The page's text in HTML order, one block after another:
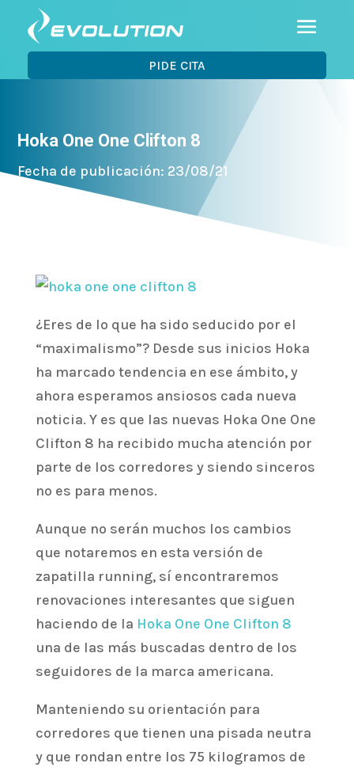
PIDE CITA
Hoka One One Clifton 8
Fecha de publicación: 23/08/21
¿Eres de lo que ha sido seducido por el
“maximalismo”? Desde sus inicios Hoka
ha marcado tendencia en ese ámbito, y
ahora esperamos ansiosos cada nueva
noticia. Y es que las nuevas Hoka One One
Clifton 8 ha recibido mucha atención por
parte de los corredores y siendo sinceros
no es para menos.
Aunque no serán muchos los cambios
que notaremos en esta versión de
zapatilla running, sí encontraremos
renovaciones interesantes que siguen
haciendo de la Hoka One One Clifton 8
una de las más buscadas dentro de los
seguidores de la marca americana.
Manteniendo su orientación para
corredores que tienen una pisada neutra
y que rondan entre los 75 kilogramos de